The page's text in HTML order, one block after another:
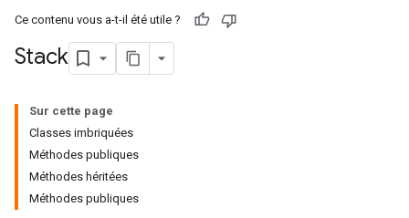
Ce contenu vous a-t-il été utile ?
Stack
Sur cette page
Classes imbriquées
Méthodes publiques
Méthodes héritées
Méthodes publiques